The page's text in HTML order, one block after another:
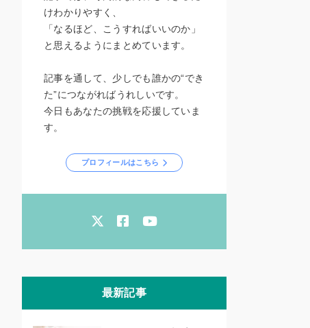
けわかりやすく、
「なるほど、こうすればいいのか」
と思えるようにまとめています。
記事を通して、少しでも誰かの“でき
た”につながればうれしいです。
今日もあなたの挑戦を応援していま
す。
プロフィールはこちら
最新記事